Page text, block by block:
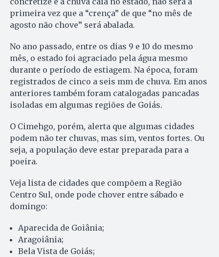
primeira vez que a “crença” de que “no mês de
agosto não chove” será abalada.
No ano passado, entre os dias 9 e 10 do mesmo
mês, o estado foi agraciado pela água mesmo
durante o período de estiagem. Na época, foram
registrados de cinco a seis mm de chuva. Em anos
anteriores também foram catalogadas pancadas
isoladas em algumas regiões de Goiás.
O Cimehgo, porém, alerta que algumas cidades
podem não ter chuvas, mas sim, ventos fortes. Ou
seja, a população deve estar preparada para a
poeira.
Veja lista de cidades que compõem a Região
Centro Sul, onde pode chover entre sábado e
domingo:
Aparecida de Goiânia;
Aragoiânia;
Bela Vista de Goiás;